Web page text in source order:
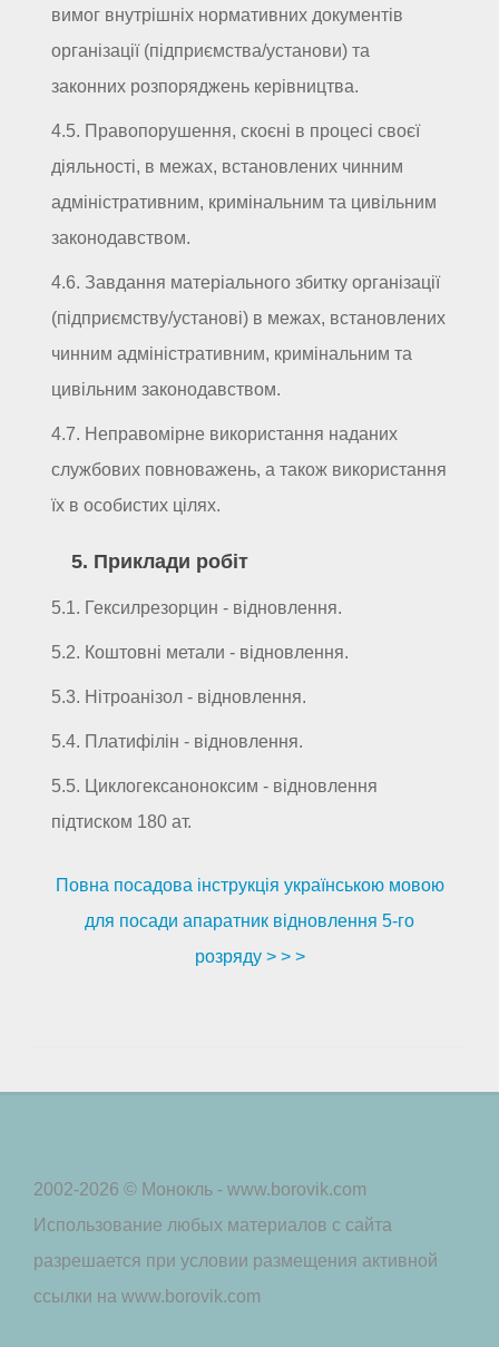
вимог внутрішніх нормативних документів
організації (підприємства/установи) та
законних розпоряджень керівництва.
4.5. Правопорушення, скоєні в процесі своєї
діяльності, в межах, встановлених чинним
адміністративним, кримінальним та цивільним
законодавством.
4.6. Завдання матеріального збитку організації
(підприємству/установі) в межах, встановлених
чинним адміністративним, кримінальним та
цивільним законодавством.
4.7. Неправомірне використання наданих
службових повноважень, а також використання
їх в особистих цілях.
5. Приклади робіт
5.1. Гексилрезорцин - відновлення.
5.2. Коштовні метали - відновлення.
5.3. Нітроанізол - відновлення.
5.4. Платифілін - відновлення.
5.5. Циклогексаноноксим - відновлення
підтиском 180 ат.
Повна посадова інструкція українською мовою
для посади апаратник відновлення 5-го
розряду > > >
2002-2026 © Монокль - www.borovik.com
Использование любых материалов с сайта
разрешается при условии размещения активной
ссылки на www.borovik.com